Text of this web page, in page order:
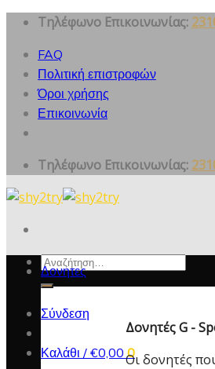
Skip
content
Τηλέφωνο Επικοινωνίας:
FAQ
Πολιτική επιστροφών
Όροι χρήσης
Επικοινωνία
Τηλέφωνο Επικοινωνίας:
Αναζήτηση
για:
Σύνδεση
Καλάθι / €0,00 0
Δονητες
Δονητές G -
Οι δονητές